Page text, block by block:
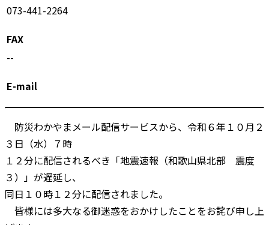
073-441-2264
FAX
--
E-mail
防災わかやまメール配信サービスから、令和６年１０月２
３日（水）７時
１２分に配信されるべき「地震速報（和歌山県北部 震度
３）」が遅延し、
同日１０時１２分に配信されました。
皆様には多大なる御迷惑をおかけしたことをお詫び申し上